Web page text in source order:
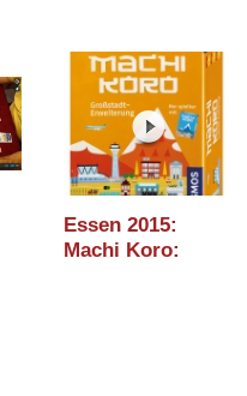
Essen 2015:
Machi Koro: